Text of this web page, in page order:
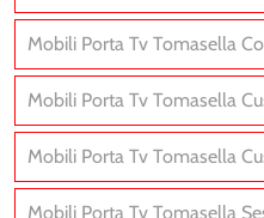
Mobili Porta Tv Tomasella
Mobili Porta Tv Tomasella
Mobili Porta Tv Tomasella
Mobili Porta Tv Tomasella